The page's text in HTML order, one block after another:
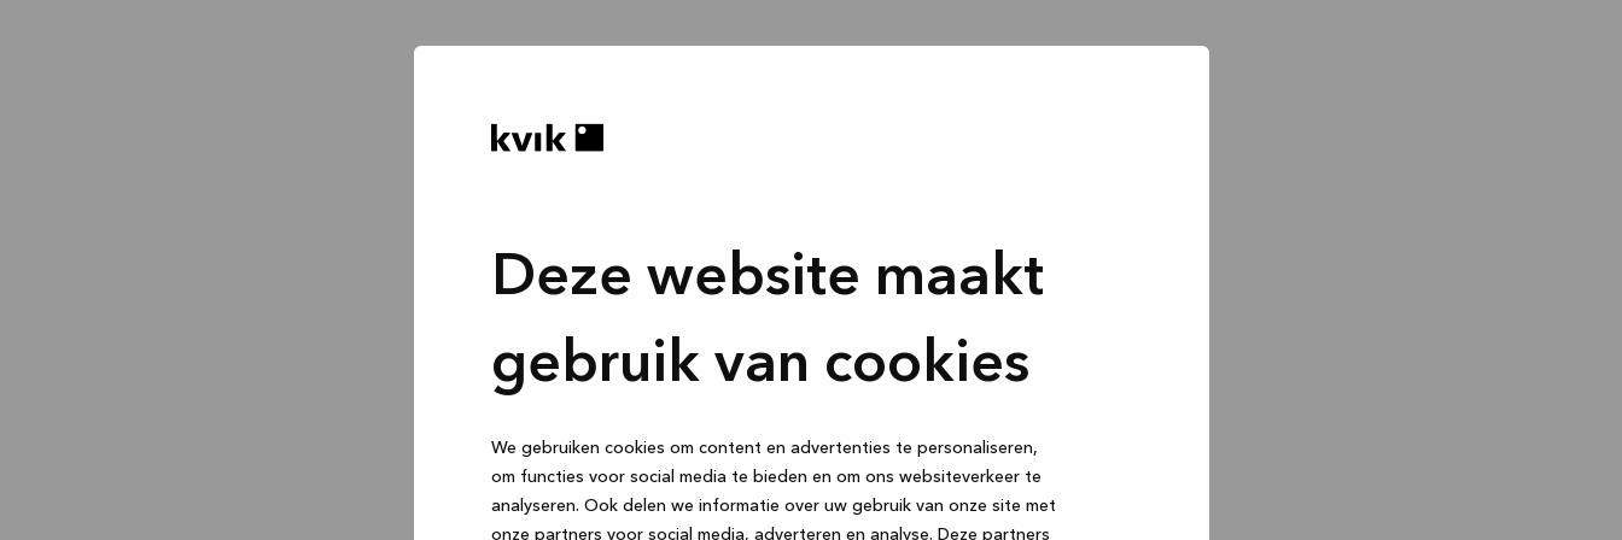
Deze website maakt
gebruik van cookies
We gebruiken cookies om content en advertenties te personaliseren,
om functies voor social media te bieden en om ons websiteverkeer te
analyseren. Ook delen we informatie over uw gebruik van onze site met
onze partners voor social media, adverteren en analyse. Deze partners